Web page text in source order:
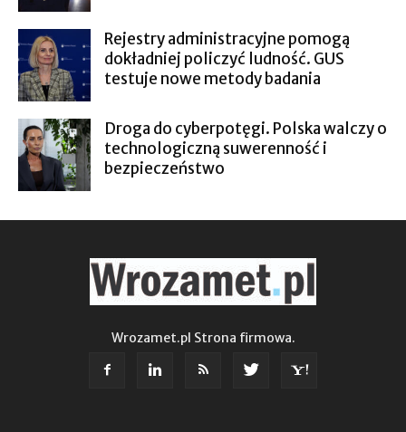
Rejestry administracyjne pomogą
dokładniej policzyć ludność. GUS
testuje nowe metody badania
Droga do cyberpotęgi. Polska walczy o
technologiczną suwerenność i
bezpieczeństwo
Wrozamet.pl Strona firmowa.